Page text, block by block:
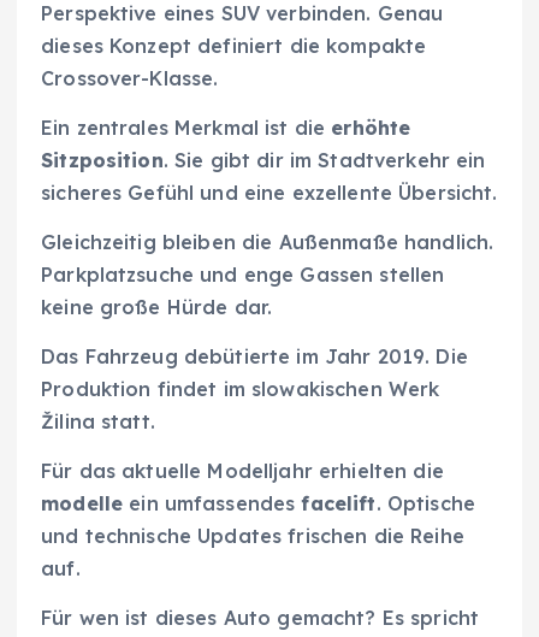
Perspektive eines SUV verbinden. Genau
dieses Konzept definiert die kompakte
Crossover-Klasse.
Ein zentrales Merkmal ist die erhöhte
Sitzposition. Sie gibt dir im Stadtverkehr ein
sicheres Gefühl und eine exzellente Übersicht.
Gleichzeitig bleiben die Außenmaße handlich.
Parkplatzsuche und enge Gassen stellen
keine große Hürde dar.
Das Fahrzeug debütierte im Jahr 2019. Die
Produktion findet im slowakischen Werk
Žilina statt.
Für das aktuelle Modelljahr erhielten die
modelle ein umfassendesfacelift. Optische
und technische Updates frischen die Reihe
auf.
Für wen ist dieses Auto gemacht? Es spricht